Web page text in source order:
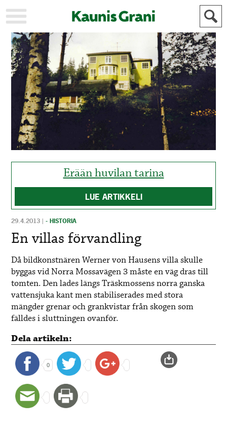
KAUPUNKI
STADEN
AJANKOHTAISTA
AKTUELLT
URHEILU
IDROTT
KULTTUURI
KULTUR
HISTORIA
HISTORIA
YLEINEN
ALLMÄN
MAINOSTAJILLE
FÖR
ANNONSÖRER
Erään huvilan tarina
LUE ARTIKKELI
29.4.2013 |- HISTORIA
En villas förvandling
Då bildkonstnären Werner von Hausens villa skulle
byggas vid Norra Mossavägen 3 måste en väg dras till
tomten. Den lades längs Träskmossens norra ganska
vattensjuka kant men stabiliserades med stora
mängder grenar och grankvistar från skogen som
fälldes i sluttningen ovanför.
Dela artikeln:
0